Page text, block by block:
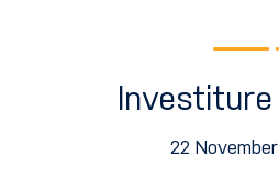
Investiture
22